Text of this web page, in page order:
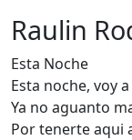
Raulin
Esta Noche
Esta noche, voy
Ya no aguanto
Por tenerte aqui